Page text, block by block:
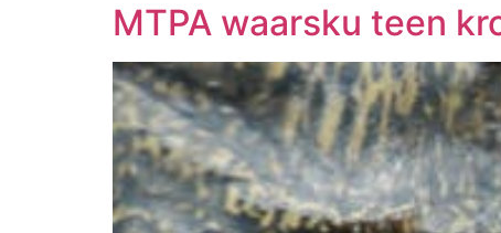
MTPA waarsku teen